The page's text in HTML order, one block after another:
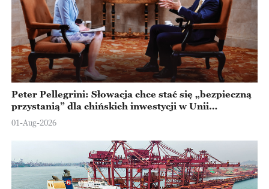
Peter Pellegrini: Słowacja chce stać się „bezpieczną
przystanią” dla chińskich inwestycji w Unii
Europejskiej
01-Aug-2026